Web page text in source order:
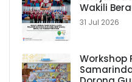
Wakili
31 Jul 2026
Workshop